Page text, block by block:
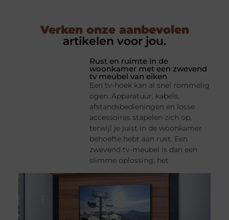
Verken onze aanbevolen
artikelen voor jou.
Rust en ruimte in de
woonkamer met een zwevend
tv meubel van eiken
Een tv-hoek kan al snel rommelig
ogen. Apparatuur, kabels,
afstandsbedieningen en losse
accessoires stapelen zich op,
terwijl je juist in de woonkamer
behoefte hebt aan rust. Een
zwevend tv-meubel is dan een
slimme oplossing: het